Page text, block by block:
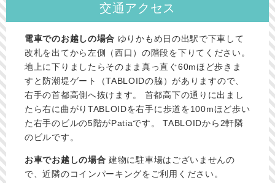
交通アクセス
電車でのお越しの場合 ゆりかもめ日の出駅で下車して
改札を出てから左側（西口）の階段を下りてください。
地上に下りましたらそのまま真っ直ぐ60mほど歩きま
すと防潮堤ゲート（TABLOIDの脇）がありますので、
右手の首都高側へ抜けます。 首都高下の通りに出まし
たら右に曲がりTABLOIDを右手に歩道を100mほど歩い
た右手のビルの5階がPatiaです。 TABLOIDから2軒隣
のビルです。
お車でお越しの場合 建物に駐車場はございませんの
で、近隣のコインパーキングをご利用ください。